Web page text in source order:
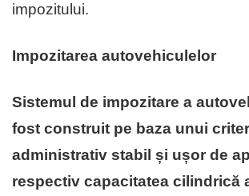
impozitului.
Impozitarea autovehiculelor
Sistemul de impozitare a
fost construit pe baza unui
administrativ stabil și ușor de
respectiv capacitatea cilindrică